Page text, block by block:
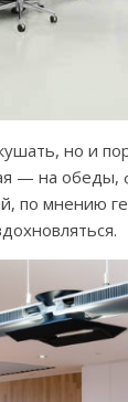
но и
— на обеды,
по мнению